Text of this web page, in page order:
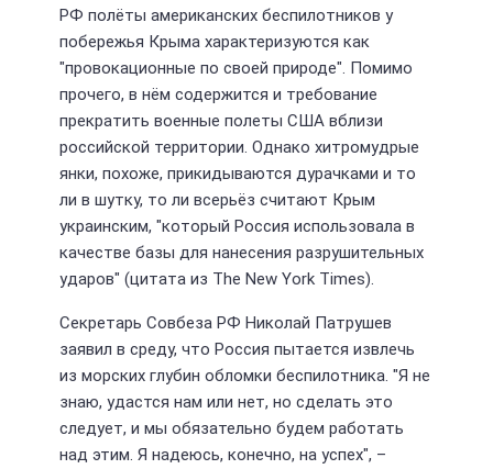
РФ полёты американских беспилотников у
побережья Крыма характеризуются как
"провокационные по своей природе". Помимо
прочего, в нём содержится и требование
прекратить военные полеты США вблизи
российской территории. Однако хитромудрые
янки, похоже, прикидываются дурачками и то
ли в шутку, то ли всерьёз считают Крым
украинским, "который Россия использовала в
качестве базы для нанесения разрушительных
ударов" (цитата из The New York Times).
Секретарь Совбеза РФ Николай Патрушев
заявил в среду, что Россия пытается извлечь
из морских глубин обломки беспилотника. "Я не
знаю, удастся нам или нет, но сделать это
следует, и мы обязательно будем работать
над этим. Я надеюсь, конечно, на успех", –